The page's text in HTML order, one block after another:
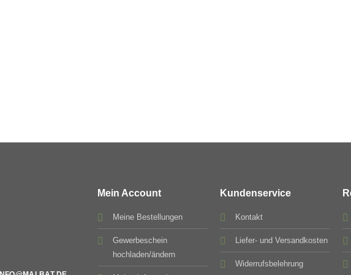
Mein Account
Meine Bestellungen
Gewerbeschein
hochladen/ändern
Kundenservice
Kontakt
Liefer- und Versandkosten
Widerrufsbelehrung